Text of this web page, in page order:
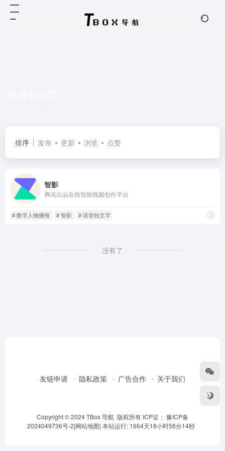
排序 发布 更新 浏览 点赞
智影
腾讯出品在线智能视频创作平台
# 数字人物播报 # 智影 # 语音转文字
没有了
友链申请 隐私政策 广告合作 关于我们
Copyright © 2024 TBox 导航 版权所有 ICP证： 豫ICP备
2024049736号-2|网站地图| 本站运行: 1664天18小时56分14秒